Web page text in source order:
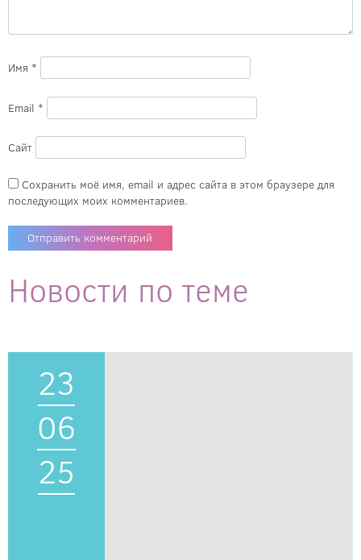
Имя *
Email *
Сайт
Сохранить моё имя, email и адрес сайта в этом браузере для
последующих моих комментариев.
Новости по теме
23
06
25